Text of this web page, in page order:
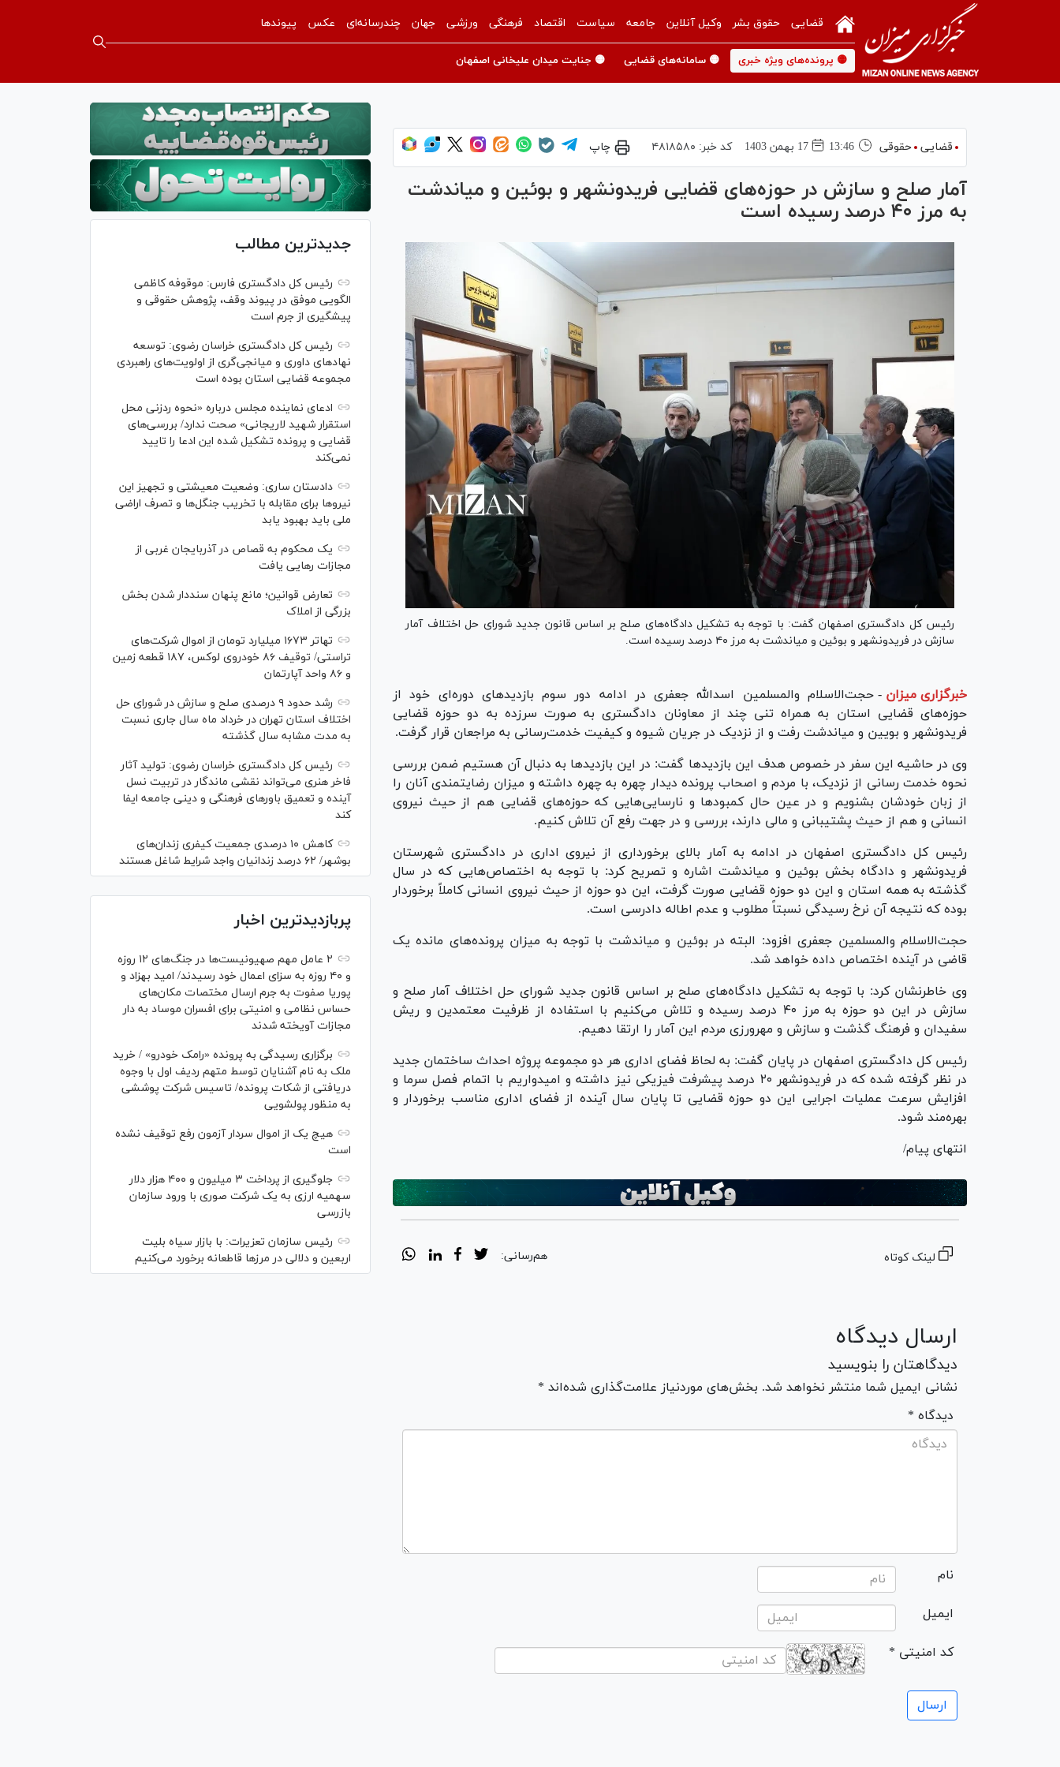
قضایی حقوق بشر وکیل آنلاین جامعه سیاست اقتصاد فرهنگی ورزشی جهان چندرسانه‌ای عکس پیوندها
🟡 پرونده‌های ویژه خبری 🟡 سامانه‌های قضایی 🟡 جنایت میدان علیخانی اصفهان
قضایی حقوقی 13:46 17 بهمن 1403 کد خبر: ۴۸۱۸۵۸۰ چاپ
آمار صلح و سازش در حوزه‌های قضایی فریدونشهر و بوئین و میاندشت
به مرز ۴۰ درصد رسیده است
رئیس کل دادگستری اصفهان گفت: با توجه به تشکیل دادگاه‌های صلح بر اساس قانون جدید شورای حل اختلاف آمار
سازش در فریدونشهر و بوئین و میاندشت به مرز ۴۰ درصد رسیده است.
خبرگزاری میزان - حجت‌الاسلام والمسلمین اسدالله جعفری در ادامه دور سوم بازدید‌های دوره‌ای خود از
حوزه‌های قضایی استان به همراه تنی چند از معاونان دادگستری به صورت سرزده به دو حوزه قضایی
فریدونشهر و بویین و میاندشت رفت و از نزدیک در جریان شیوه و کیفیت خدمت‌رسانی به مراجعان قرار گرفت.
وی در حاشیه این سفر در خصوص هدف این بازدید‌ها گفت: در این بازدید‌ها به دنبال آن هستیم ضمن بررسی
نحوه خدمت رسانی از نزدیک، با مردم و اصحاب پرونده دیدار چهره به چهره داشته و میزان رضایتمندی آنان را
از زبان خودشان بشنویم و در عین حال کمبود‌ها و نارسایی‌هایی که حوزه‌های قضایی هم از حیث نیروی
انسانی و هم از حیث پشتیبانی و مالی دارند، بررسی و در جهت رفع آن تلاش کنیم.
رئیس کل دادگستری اصفهان در ادامه به آمار بالای برخورداری از نیروی اداری در دادگستری شهرستان
فریدونشهر و دادگاه بخش بوئین و میاندشت اشاره و تصریح کرد: با توجه به اختصاص‌هایی که در سال
گذشته به همه استان و این دو حوزه قضایی صورت گرفت، این دو حوزه از حیث نیروی انسانی کاملاً برخوردار
بوده که نتیجه آن نرخ رسیدگی نسبتاً مطلوب و عدم اطاله دادرسی است.
حجت‌الاسلام والمسلمین جعفری افزود: البته در بوئین و میاندشت با توجه به میزان پرونده‌های مانده یک
قاضی در آینده اختصاص داده خواهد شد.
وی خاطرنشان کرد: با توجه به تشکیل دادگاه‌های صلح بر اساس قانون جدید شورای حل اختلاف آمار صلح و
سازش در این دو حوزه به مرز ۴۰ درصد رسیده و تلاش می‌کنیم با استفاده از ظرفیت معتمدین و ریش
سفیدان و فرهنگ گذشت و سازش و مهرورزی مردم این آمار را ارتقا دهیم.
رئیس کل دادگستری اصفهان در پایان گفت: به لحاظ فضای اداری هر دو مجموعه پروژه احداث ساختمان جدید
در نظر گرفته شده که در فریدونشهر ۲۰ درصد پیشرفت فیزیکی نیز داشته و امیدواریم با اتمام فصل سرما و
افزایش سرعت عملیات اجرایی این دو حوزه قضایی تا پایان سال آینده از فضای اداری مناسب برخوردار و
بهره‌مند شود.
انتهای پیام/
لینک کوتاه هم‌رسانی:
ارسال دیدگاه
دیدگاهتان را بنویسید
نشانی ایمیل شما منتشر نخواهد شد. بخش‌های موردنیاز علامت‌گذاری شده‌اند *
* دیدگاه
نام
ایمیل
* کد امنیتی
جدیدترین مطالب
رئیس کل دادگستری فارس: موقوفه کاظمی
الگویی موفق در پیوند وقف، پژوهش حقوقی و
پیشگیری از جرم است
رئیس کل دادگستری خراسان رضوی: توسعه
نهاد‌های داوری و میانجی‌گری از اولویت‌های راهبردی
مجموعه قضایی استان بوده است
ادعای نماینده مجلس درباره «نحوه ردزنی محل
استقرار شهید لاریجانی» صحت ندارد/ بررسی‌های
قضایی و پرونده تشکیل شده این ادعا را تایید
نمی‌کند
دادستان ساری: وضعیت معیشتی و تجهیز این
نیرو‌ها برای مقابله با تخریب جنگل‌ها و تصرف اراضی
ملی باید بهبود یابد
یک محکوم به قصاص در آذربایجان‌ غربی از
مجازات رهایی یافت
تعارض قوانین؛ مانع پنهان سنددار شدن بخش
بزرگی از املاک
تهاتر ۱۶۷۳ میلیارد تومان از اموال شرکت‌های
تراستی/ توقیف ۸۶ خودروی لوکس، ۱۸۷ قطعه زمین
و ۸۶ واحد آپارتمان
رشد حدود ۹ درصدی صلح و سازش در شورای حل
اختلاف استان تهران در خرداد ماه سال جاری نسبت
به مدت مشابه سال گذشته
رئیس کل دادگستری خراسان رضوی: تولید آثار
فاخر هنری می‌تواند نقشی ماندگار در تربیت نسل
آینده و تعمیق باور‌های فرهنگی و دینی جامعه ایفا
کند
کاهش ۱۰ درصدی جمعیت کیفری زندان‌های
بوشهر/ ۶۲ درصد زندانیان واجد شرایط شاغل هستند
پربازدیدترین اخبار
۲ عامل مهم صهیونیست‌ها در جنگ‌های ۱۲ روزه
و ۴۰ روزه به سزای اعمال خود رسیدند/ امید بهزاد و
پوریا صفوت به جرم ارسال مختصات مکان‌های
حساس نظامی و امنیتی برای افسران موساد به دار
مجازات آویخته شدند
برگزاری رسیدگی به پرونده «رامک خودرو» / خرید
ملک به نام آشنایان توسط متهم ردیف اول با وجوه
دریافتی از شکات پرونده/ تاسیس شرکت پوششی
به منظور پولشویی
هیچ یک از اموال سردار آزمون رفع توقیف نشده
است
جلوگیری از پرداخت ۳ میلیون و ۴۰۰ هزار دلار
سهمیه ارزی به یک شرکت صوری با ورود سازمان
بازرسی
رئیس سازمان تعزیرات: با بازار سیاه بلیت
اربعین و دلالی در مرز‌ها قاطعانه برخورد می‌کنیم